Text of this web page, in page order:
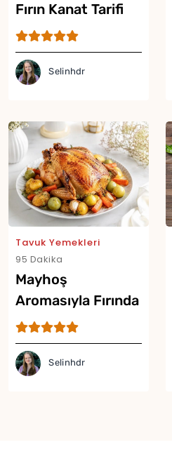
Fırın Kanat Tarifi
Selinhdr
Tavuk Yemekleri
95 Dakika
Mayhoş
Aromasıyla Fırında
Erikli Tavuk Tarifi
Selinhdr